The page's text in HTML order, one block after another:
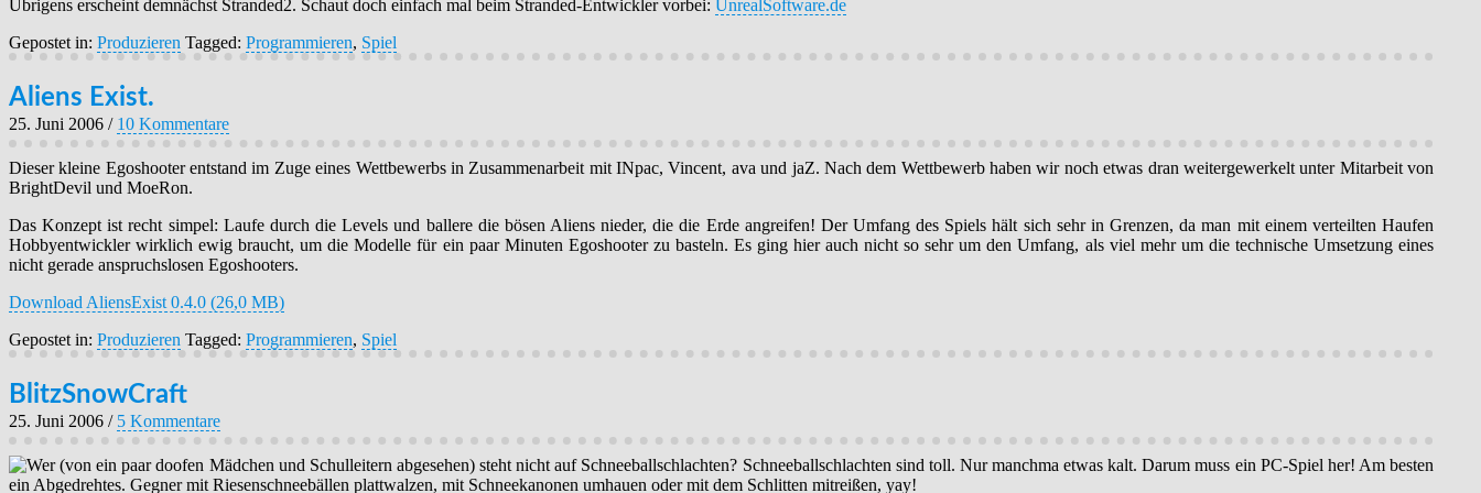
Übrigens erscheint demnächst Stranded2. Schaut doch einfach mal beim Stranded-Entwickler vorbei: UnrealSoftware.de
Gepostet in: Produzieren Tagged: Programmieren, Spiel
Aliens Exist.
25. Juni 2006 / 10 Kommentare
Dieser kleine Egoshooter entstand im Zuge eines Wettbewerbs in Zusammenarbeit mit INpac, Vincent, ava und jaZ. Nach dem Wettbewerb haben wir noch etwas dran weitergewerkelt unter Mitarbeit von
BrightDevil und MoeRon.
Das Konzept ist recht simpel: Laufe durch die Levels und ballere die bösen Aliens nieder, die die Erde angreifen! Der Umfang des Spiels hält sich sehr in Grenzen, da man mit einem verteilten Haufen
Hobbyentwickler wirklich ewig braucht, um die Modelle für ein paar Minuten Egoshooter zu basteln. Es ging hier auch nicht so sehr um den Umfang, als viel mehr um die technische Umsetzung eines
nicht gerade anspruchslosen Egoshooters.
Download AliensExist 0.4.0 (26,0 MB)
Gepostet in: Produzieren Tagged: Programmieren, Spiel
BlitzSnowCraft
25. Juni 2006 / 5 Kommentare
Wer (von ein paar doofen Mädchen und Schulleitern abgesehen) steht nicht auf Schneeballschlachten? Schneeballschlachten sind toll. Nur manchma etwas kalt. Darum muss ein PC-Spiel her! Am besten
ein Abgedrehtes. Gegner mit Riesenschneebällen plattwalzen, mit Schneekanonen umhauen oder mit dem Schlitten mitreißen, yay!